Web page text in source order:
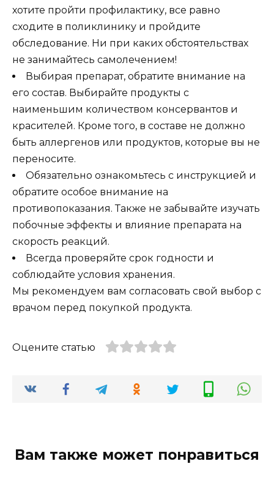
хотите пройти профилактику, все равно
сходите в поликлинику и пройдите
обследование. Ни при каких обстоятельствах
не занимайтесь самолечением!
Выбирая препарат, обратите внимание на
его состав. Выбирайте продукты с
наименьшим количеством консервантов и
красителей. Кроме того, в составе не должно
быть аллергенов или продуктов, которые вы не
переносите.
Обязательно ознакомьтесь с инструкцией и
обратите особое внимание на
противопоказания. Также не забывайте изучать
побочные эффекты и влияние препарата на
скорость реакций.
Всегда проверяйте срок годности и
соблюдайте условия хранения.
Мы рекомендуем вам согласовать свой выбор с
врачом перед покупкой продукта.
Оцените статью
Вам также может понравиться